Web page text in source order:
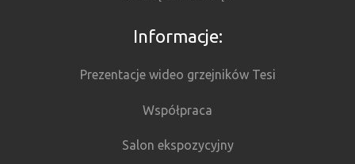
Informacje:
Prezentacje wideo grzejników Tesi
Współpraca
Salon ekspozycyjny